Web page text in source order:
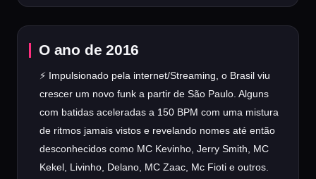
O ano de 2016
⚡ Impulsionado pela internet/Streaming, o Brasil viu
crescer um novo funk a partir de São Paulo. Alguns
com batidas aceleradas a 150 BPM com uma mistura
de ritmos jamais vistos e revelando nomes até então
desconhecidos como MC Kevinho, Jerry Smith, MC
Kekel, Livinho, Delano, MC Zaac, Mc Fioti e outros.